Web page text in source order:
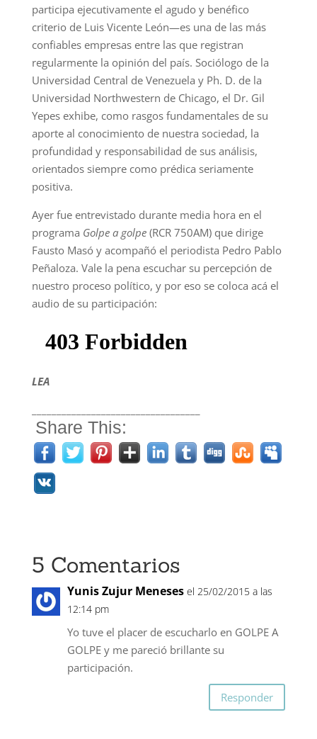
participa ejecutivamente el agudo y benéfico
criterio de Luis Vicente León—es una de las más
confiables empresas entre las que registran
regularmente la opinión del país. Sociólogo de la
Universidad Central de Venezuela y Ph. D. de la
Universidad Northwestern de Chicago, el Dr. Gil
Yepes exhibe, como rasgos fundamentales de su
aporte al conocimiento de nuestra sociedad, la
profundidad y responsabilidad de sus análisis,
orientados siempre como prédica seriamente
positiva.
Ayer fue entrevistado durante media hora en el
programa Golpe a golpe (RCR 750AM) que dirige
Fausto Masó y acompañó el periodista Pedro Pablo
Peñaloza. Vale la pena escuchar su percepción de
nuestro proceso político, y por eso se coloca acá el
audio de su participación:
LEA
Share This:
5 Comentarios
Yunis Zujur Meneses el 25/02/2015 a las
12:14 pm
Yo tuve el placer de escucharlo en GOLPE A
GOLPE y me pareció brillante su
participación.
Responder